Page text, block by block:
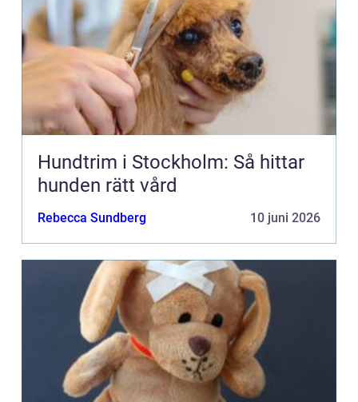
Hundtrim i Stockholm: Så hittar
hunden rätt vård
Rebecca Sundberg 10 juni 2026